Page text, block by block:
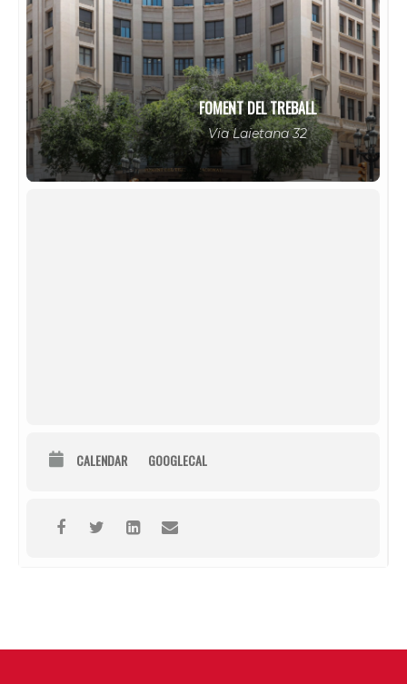
FOMENT DEL TREBALL
Via Laietana 32
CALENDAR GOOGLECAL